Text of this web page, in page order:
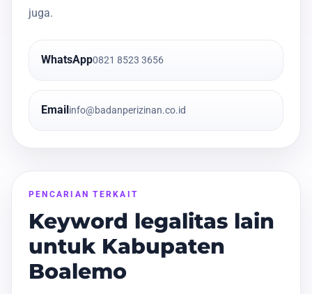
juga.
WhatsApp0821 8523 3656
Email info@badanperizinan.co.id
PENCARIAN TERKAIT
Keyword legalitas lain
untuk Kabupaten
Boalemo